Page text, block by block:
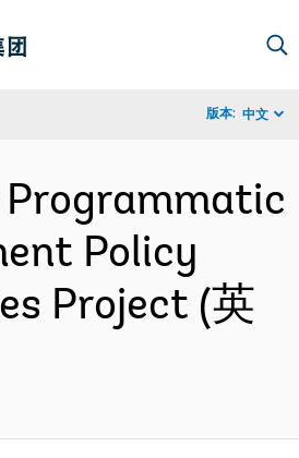
版本: 中文
Policy
Project (英